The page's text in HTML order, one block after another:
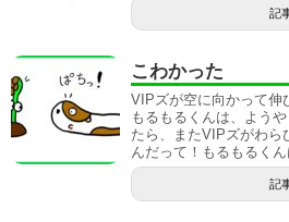
記
こわかった
VIPズが空に向かって伸
もるもるくんは、よう
たら、またVIPズがわら
んだって！もるもるく
記